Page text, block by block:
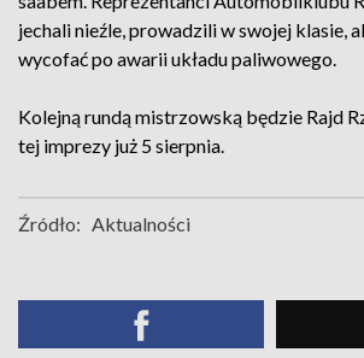
jechali nieźle, prowadzili w swojej klasie,
wycofać po awarii układu paliwowego.
Kolejną rundą mistrzowską będzie Rajd
tej imprezy już 5 sierpnia.
Źródło: Aktualności